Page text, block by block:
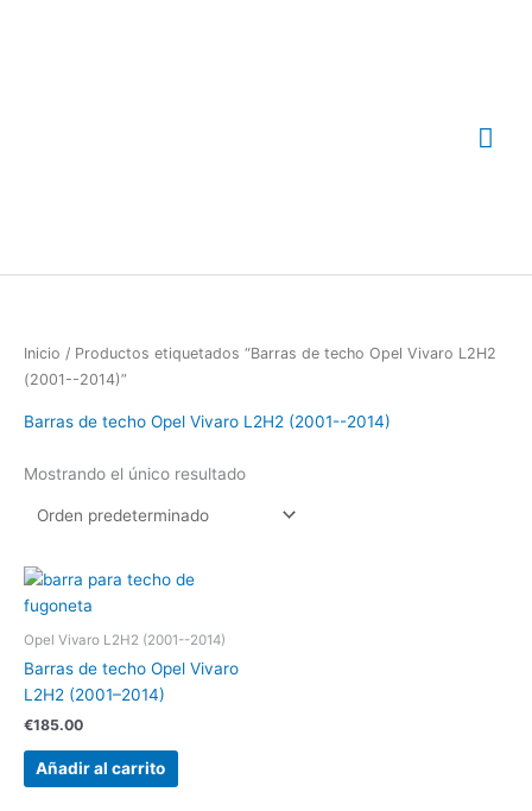
Inicio / Productos etiquetados “Barras de techo Opel Vivaro L2H2
(2001--2014)”
Barras de techo Opel Vivaro L2H2 (2001--2014)
Mostrando el único resultado
Opel Vivaro L2H2 (2001--2014)
Barras de techo Opel Vivaro
L2H2 (2001–2014)
€185.00
Añadir al carrito